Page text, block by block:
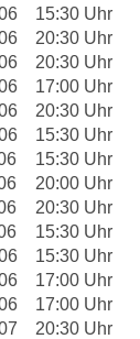
15:30 Uhr
20:30 Uhr
20:30 Uhr
17:00 Uhr
20:30 Uhr
15:30 Uhr
15:30 Uhr
20:00 Uhr
20:30 Uhr
15:30 Uhr
15:30 Uhr
17:00 Uhr
17:00 Uhr
20:30 Uhr